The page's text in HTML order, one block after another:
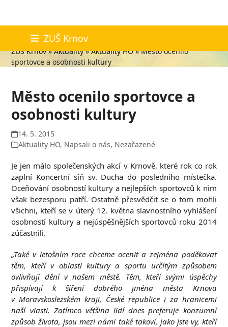
content
ZUŠ Krnov
Aktuality
ZUŠ Krnov»Aktuality»Aktuality HO»Město ocenilo
sportovce a osobnosti kultury
Město ocenilo sportovce a
osobnosti kultury
14. 5. 2015
Aktuality HO, Napsali o nás, Nezařazené
Je jen málo společenských akcí v Krnově, které rok co rok
zaplní Koncertní síň sv. Ducha do posledního místečka.
Oceňování osobností kultury a nejlepších sportovců k nim
však bezesporu patří. Ostatně přesvědčit se o tom mohli
všichni, kteří se v úterý 12. května slavnostního vyhlášení
osobností kultury a nejúspěšnějších sportovců roku 2014
zúčastnili.
„Také v letošním roce chceme ocenit a zejména poděkovat
těm, kteří v oblasti kultury a sportu určitým způsobem
ovlivňují dění v našem městě. Těm, kteří svými úspěchy
přispívají k šíření dobrého jména města Krnova
v Moravskoslezském kraji, České republice i za hranicemi
naší vlasti. Zatímco většina lidí dnes preferuje konzumní
způsob života, jsou mezi námi také takoví, jako jste vy, kteří